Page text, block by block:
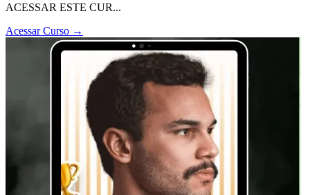
ACESSAR ESTE CUR...
Acessar Curso →